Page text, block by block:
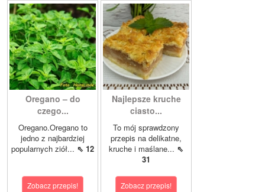
Oregano – do
czego...
Oregano.Oregano to
jedno z najbardziej
popularnych ziół... ⇖ 12
Zobacz przepis!
Najlepsze kruche
ciasto...
To mój sprawdzony
przepis na delikatne,
kruche i maślane... ⇖
31
Zobacz przepis!